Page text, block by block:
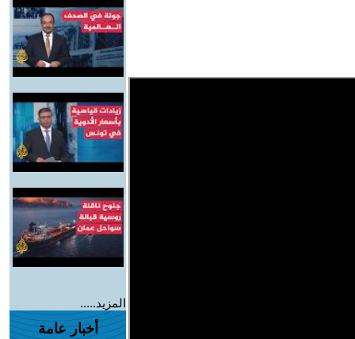
المزيد.....
أخبار عامة